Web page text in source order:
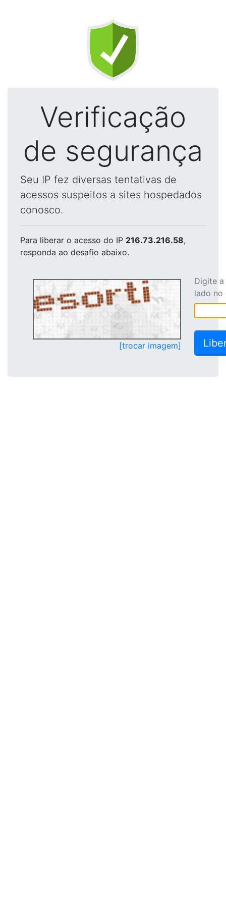
Verificação
de segurança
Seu IP fez diversas tentativas de
acessos suspeitos a sites hospedados
conosco.
Para liberar o acesso do IP 216.73.216.58,
responda ao desafio abaixo.
[trocar imagem]
Digite
lado no